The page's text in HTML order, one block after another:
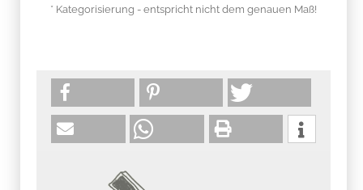
* Kategorisierung - entspricht nicht dem genauen Maß!